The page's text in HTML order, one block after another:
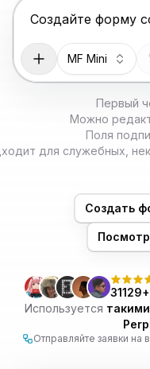
Нажмите Enter,
MF Mini
Первый
Можно
Поля
для служебных,
Создать
31129+
Используется
Отправляйте заявки